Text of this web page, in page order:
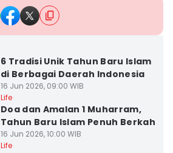
6 Tradisi Unik Tahun Baru Islam
di Berbagai Daerah Indonesia
16 Jun 2026, 09:00 WIB
Life
Doa dan Amalan 1 Muharram,
Tahun Baru Islam Penuh Berkah
16 Jun 2026, 10:00 WIB
Life